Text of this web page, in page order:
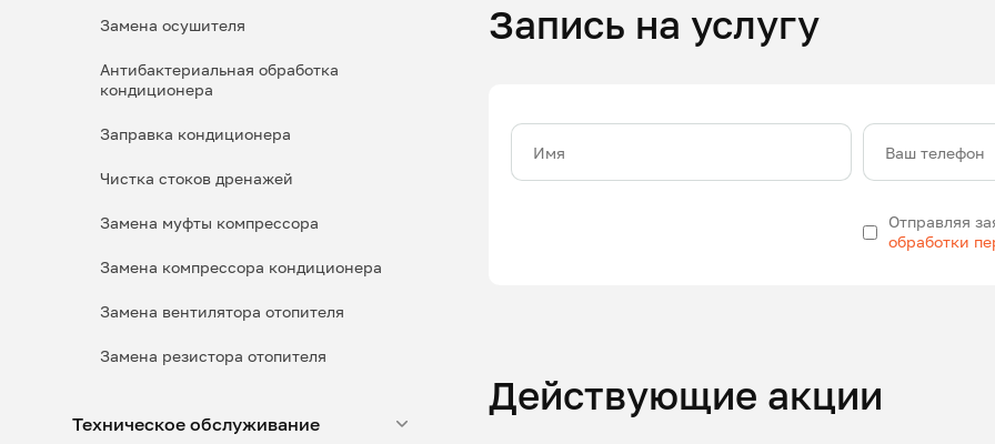
Замена осушителя
Антибактериальная обработка
кондиционера
Заправка кондиционера
Чистка стоков дренажей
Замена муфты компрессора
Замена компрессора кондиционера
Замена вентилятора отопителя
Замена резистора отопителя
Техническое обслуживание
Запись на услугу
Имя Ваш телефон
Отправляя
обработки
Действующие акции